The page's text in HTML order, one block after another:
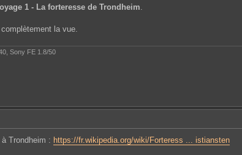
1 - La forteresse de Trondheim.
la vue.
Sony FE 1.8/50
Trondheim : https://fr.wikipedia.org/wiki/Forteress ... istiansten